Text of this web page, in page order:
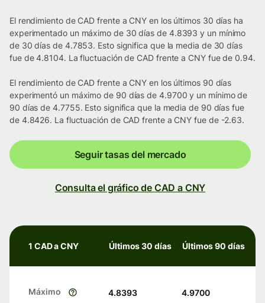
El rendimiento de CAD frente a CNY en los últimos 30 días ha
experimentado un máximo de 30 días de 4.8393 y un mínimo
de 30 días de 4.7853. Esto significa que la media de 30 días
fue de 4.8104. La fluctuación de CAD frente a CNY fue de 0.94.
El rendimiento de CAD frente a CNY en los últimos 90 días
experimentó un máximo de 90 días de 4.9700 y un mínimo de
90 días de 4.7755. Esto significa que la media de 90 días fue
de 4.8426. La fluctuación de CAD frente a CNY fue de -2.63.
Seguir tasas del mercado
Consulta el gráfico de CAD a CNY
1 CAD a CNY Últimos 30 días Últimos 90 días
Máximo 4.8393 4.9700